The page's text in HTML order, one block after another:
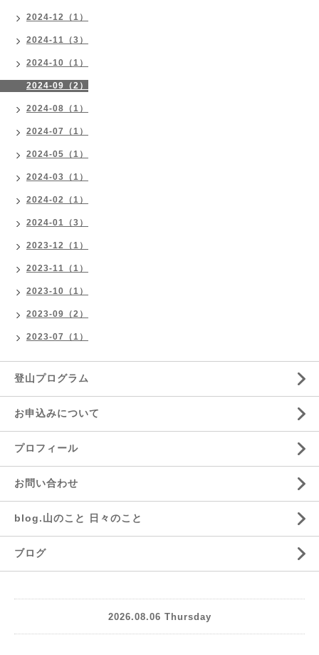
2024-12（1）
2024-11（3）
2024-10（1）
2024-09（2）
2024-08（1）
2024-07（1）
2024-05（1）
2024-03（1）
2024-02（1）
2024-01（3）
2023-12（1）
2023-11（1）
2023-10（1）
2023-09（2）
2023-07（1）
登山プログラム
お申込みについて
プロフィール
お問い合わせ
blog.山のこと 日々のこと
ブログ
2026.08.06 Thursday